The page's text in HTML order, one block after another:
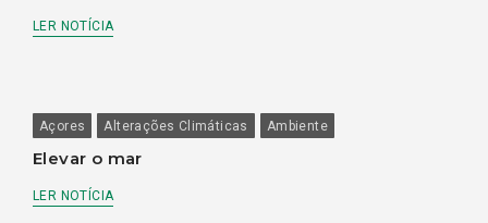
LER NOTÍCIA
Açores Alterações Climáticas Ambiente
Elevar o mar
LER NOTÍCIA